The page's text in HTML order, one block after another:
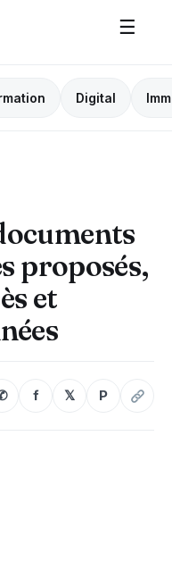
☰
Digital
proposés,
et
f 𝕏 P